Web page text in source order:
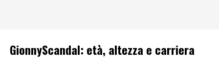
GionnyScandal: età, altezza e carriera